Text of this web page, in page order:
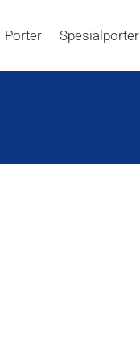
Porter Spesialporter